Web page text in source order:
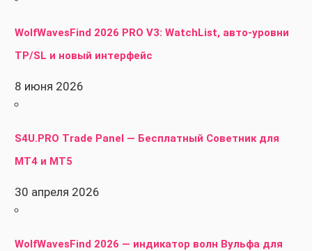
WolfWavesFind 2026 PRO V3: WatchList, авто-уровни
TP/SL и новый интерфейс
8 июня 2026
S4U.PRO Trade Panel — Бесплатный Советник для
MT4 и MT5
30 апреля 2026
WolfWavesFind 2026 — индикатор волн Вульфа для